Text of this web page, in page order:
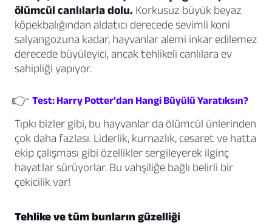
ölümcül canlılarla dolu. Korkusuz büyük beyaz
köpekbalığından aldatıcı derecede sevimli koni
salyangozuna kadar, hayvanlar alemi inkar edilemez
derecede büyüleyici, ancak tehlikeli canlılara ev
sahipliği yapıyor.
👉 Test: Harry Potter'dan Hangi Büyülü Yaratıksın?
Tıpkı bizler gibi, bu hayvanlar da ölümcül ünlerinden
çok daha fazlası. Liderlik, kurnazlık, cesaret ve hatta
ekip çalışması gibi özellikler sergileyerek ilginç
hayatlar sürüyorlar. Bu vahşiliğe bağlı belirli bir
çekicilik var!
Tehlike ve tüm bunların güzelliği